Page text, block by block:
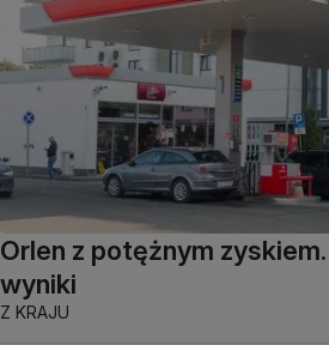
Orlen z potężnym zyskiem.
wyniki
Z KRAJU